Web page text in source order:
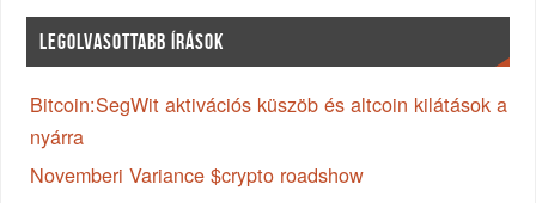
LEGOLVASOTTABB ÍRÁSOK
Bitcoin:SegWit aktivációs küszöb és altcoin kilátások a
nyárra
Novemberi Variance $crypto roadshow